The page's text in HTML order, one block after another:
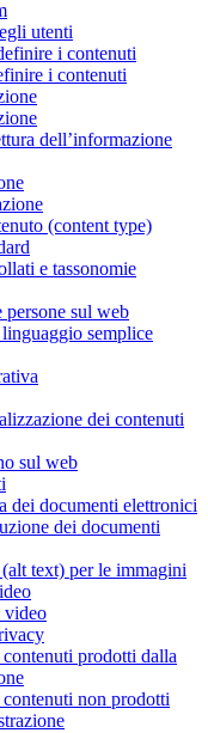
utenti
i contenuti
i contenuti
dell’informazione
(content type)
e tassonomie
sul web
semplice
dei contenuti
sul web
dei documenti elettronici
dei documenti
text) per le immagini
video
prodotti dalla
non prodotti